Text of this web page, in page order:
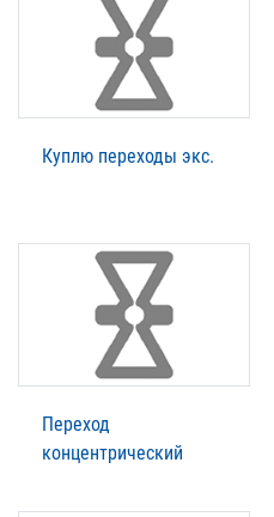
Куплю переходы экс.
Переход
концентрический